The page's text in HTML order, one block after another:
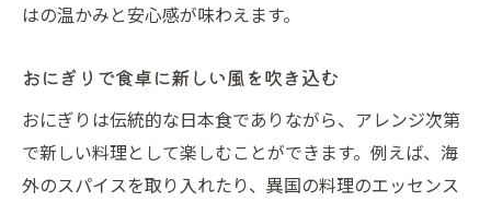
はの温かみと安心感が味わえます。
おにぎりで食卓に新しい風を吹き込む
おにぎりは伝統的な日本食でありながら、アレンジ次第
で新しい料理として楽しむことができます。例えば、海
外のスパイスを取り入れたり、異国の料理のエッセンス